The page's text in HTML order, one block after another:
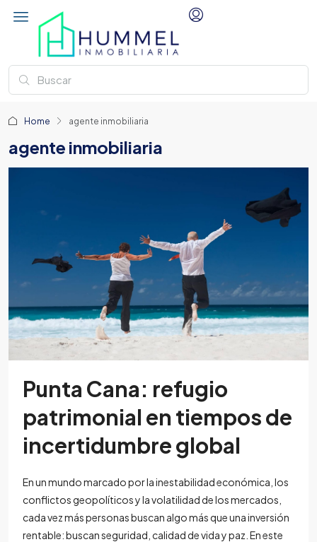
Home agente inmobiliaria
agente inmobiliaria
Punta Cana: refugio
patrimonial en tiempos de
incertidumbre global
En un mundo marcado por la inestabilidad económica, los
conflictos geopolíticos y la volatilidad de los mercados,
cada vez más personas buscan algo más que una inversión
rentable: buscan seguridad, calidad de vida y paz. En este